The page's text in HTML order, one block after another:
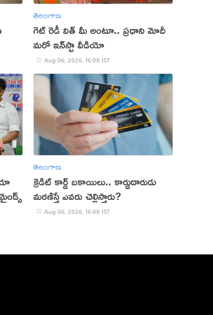
తెలంగాణ
గెట్ రెడీ విత్ మీ అంటూ.. ప్రధాని మోదీ
మరో ఇన్‌స్టా వీడియో
Aug 06, 2026, 16:08 IST
తెలంగాణ
క్రెడిట్ కార్డ్ బకాయిలు.. కార్డుదారుడు
మరణిస్తే ఎవరు చెల్లిస్తారు?
Aug 06, 2026, 16:08 IST